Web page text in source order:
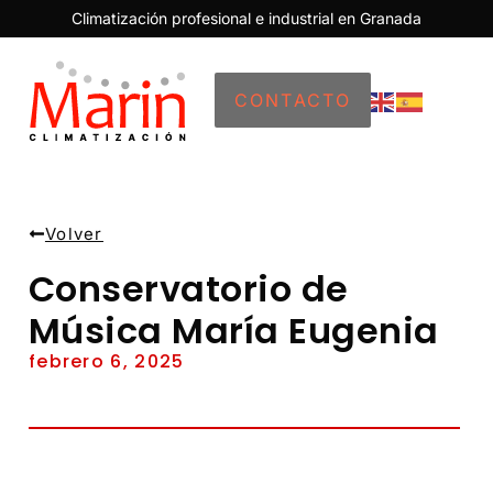
Climatización profesional e industrial en Granada
CONTACTO
Volver
Conservatorio de
Música María Eugenia
febrero 6, 2025